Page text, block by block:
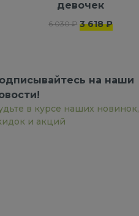
девочек
6 030 ₽ 3 618 ₽
на наши
в курсе наших новинок,
и акций